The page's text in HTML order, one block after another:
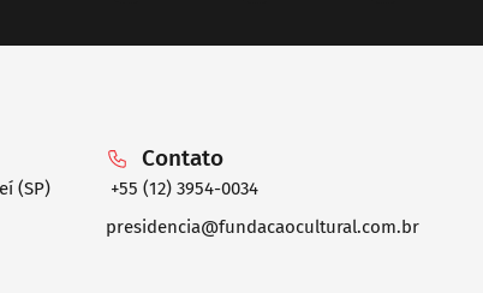
(SP)
Contato
+55 (12) 3954-0034
presidencia@fundacaocultural.com.br